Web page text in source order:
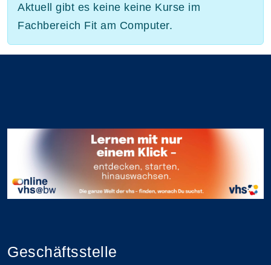
Aktuell gibt es keine keine Kurse im
Fachbereich Fit am Computer.
Geschäftsstelle